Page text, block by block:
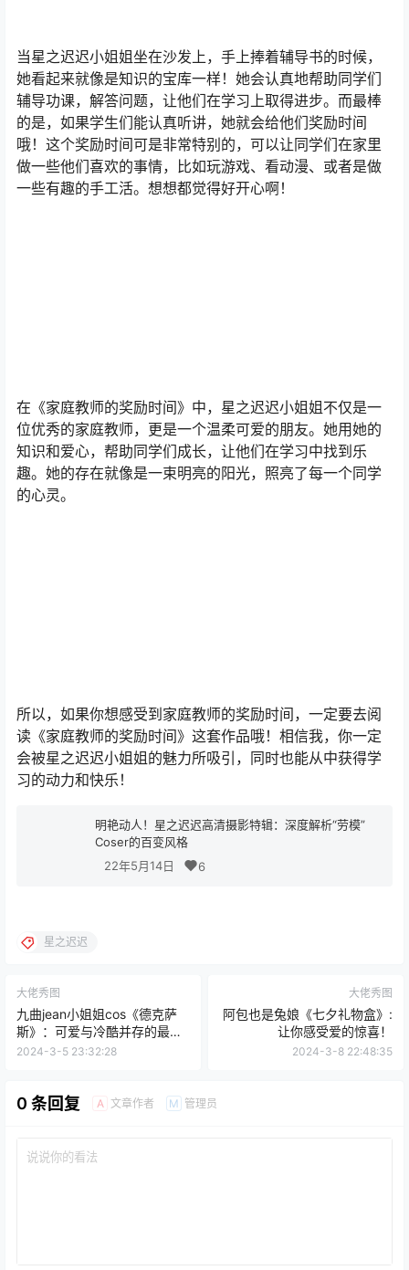
当星之迟迟小姐姐坐在沙发上，手上捧着辅导书的时候，
她看起来就像是知识的宝库一样！她会认真地帮助同学们
辅导功课，解答问题，让他们在学习上取得进步。而最棒
的是，如果学生们能认真听讲，她就会给他们奖励时间
哦！这个奖励时间可是非常特别的，可以让同学们在家里
做一些他们喜欢的事情，比如玩游戏、看动漫、或者是做
一些有趣的手工活。想想都觉得好开心啊！
在《家庭教师的奖励时间》中，星之迟迟小姐姐不仅是一
位优秀的家庭教师，更是一个温柔可爱的朋友。她用她的
知识和爱心，帮助同学们成长，让他们在学习中找到乐
趣。她的存在就像是一束明亮的阳光，照亮了每一个同学
的心灵。
所以，如果你想感受到家庭教师的奖励时间，一定要去阅
读《家庭教师的奖励时间》这套作品哦！相信我，你一定
会被星之迟迟小姐姐的魅力所吸引，同时也能从中获得学
习的动力和快乐！
明艳动人！星之迟迟高清摄影特辑：深度解析“劳模”
Coser的百变风格
22年5月14日
6
星之迟迟
大佬秀图
九曲jean小姐姐cos《德克萨
斯》：可爱与冷酷并存的最强
干员！
2024-3-5 23:32:28
大佬秀图
阿包也是兔娘《七夕礼物盒》:
让你感受爱的惊喜！
2024-3-8 22:48:35
0 条回复 A 文章作者 M 管理员